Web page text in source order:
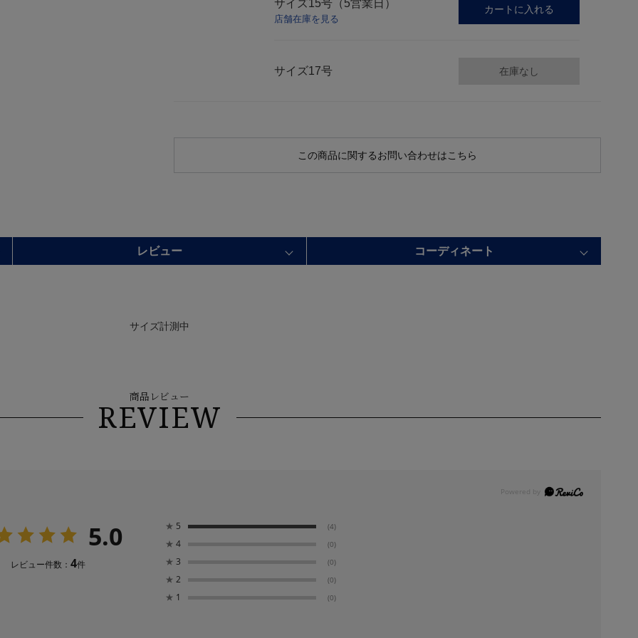
サイズ15号（5営業日）
店舗在庫を見る
カートに入れる
サイズ17号 在庫なし
この商品に関するお問い合わせはこちら
レビュー コーディネート
サイズ計測中
商品レビュー
REVIEW
5.0
レビュー件数： 4件
★ 5 (4)
★ 4 (0)
★ 3 (0)
★ 2 (0)
★ 1 (0)